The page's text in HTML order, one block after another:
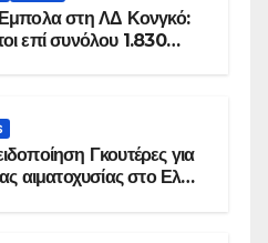
στη ΛΔ Κονγκό:
επί συνόλου 1.830
Γκουτέρες για
αιματοχυσίας στο Ελ